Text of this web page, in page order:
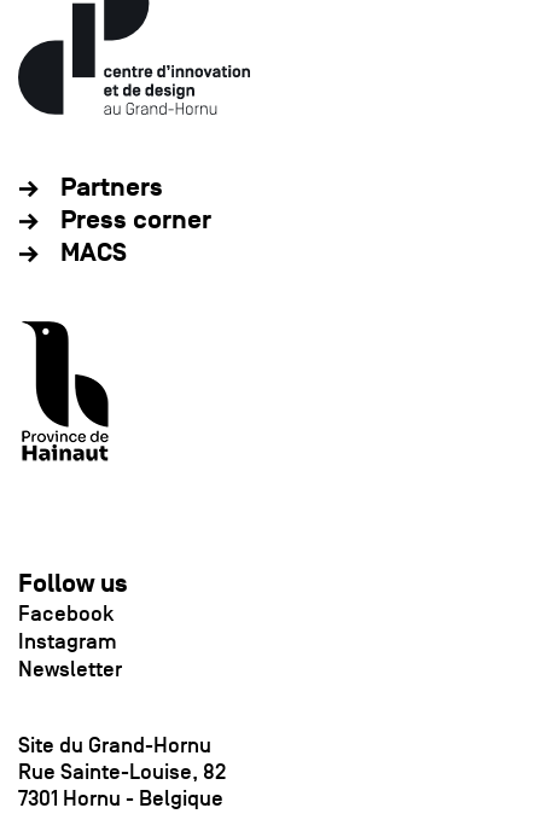
Partners
Press corner
MACS
Follow us
Facebook
Instagram
Newsletter
Site du Grand-Hornu
Rue Sainte-Louise, 82
7301 Hornu - Belgique